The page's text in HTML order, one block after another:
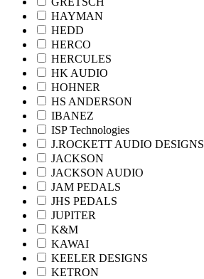
HAYMAN
HEDD
HERCO
HERCULES
HK AUDIO
HOHNER
HS ANDERSON
IBANEZ
ISP Technologies
J.ROCKETT AUDIO DESIGNS
JACKSON
JACKSON AUDIO
JAM PEDALS
JHS PEDALS
JUPITER
K&M
KAWAI
KEELER DESIGNS
KETRON